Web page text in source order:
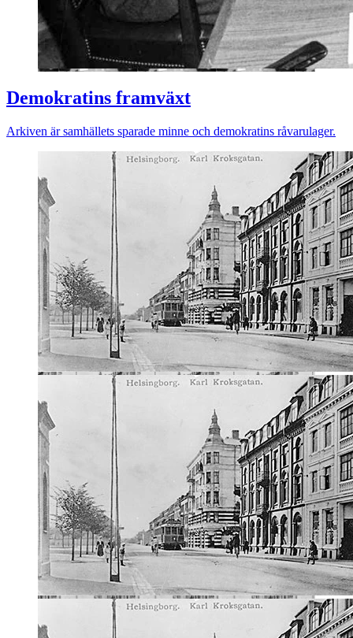
Demokratins framväxt
Arkiven är samhällets sparade minne och demokratins råvarulager.